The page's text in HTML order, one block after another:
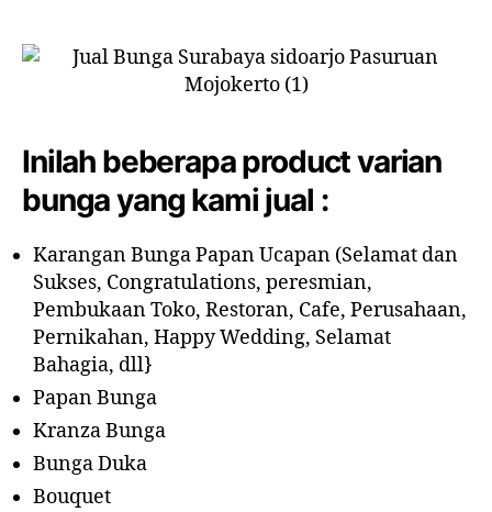
Inilah beberapa product varian
bunga yang kami jual :
Karangan Bunga Papan Ucapan (Selamat dan
Sukses, Congratulations, peresmian,
Pembukaan Toko, Restoran, Cafe, Perusahaan,
Pernikahan, Happy Wedding, Selamat
Bahagia, dll}
Papan Bunga
Kranza Bunga
Bunga Duka
Bouquet